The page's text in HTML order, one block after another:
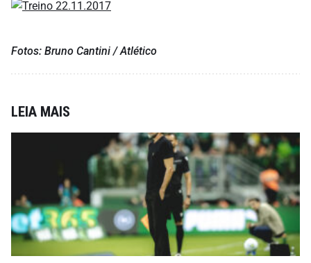
Fotos: Bruno Cantini / Atlético
LEIA MAIS